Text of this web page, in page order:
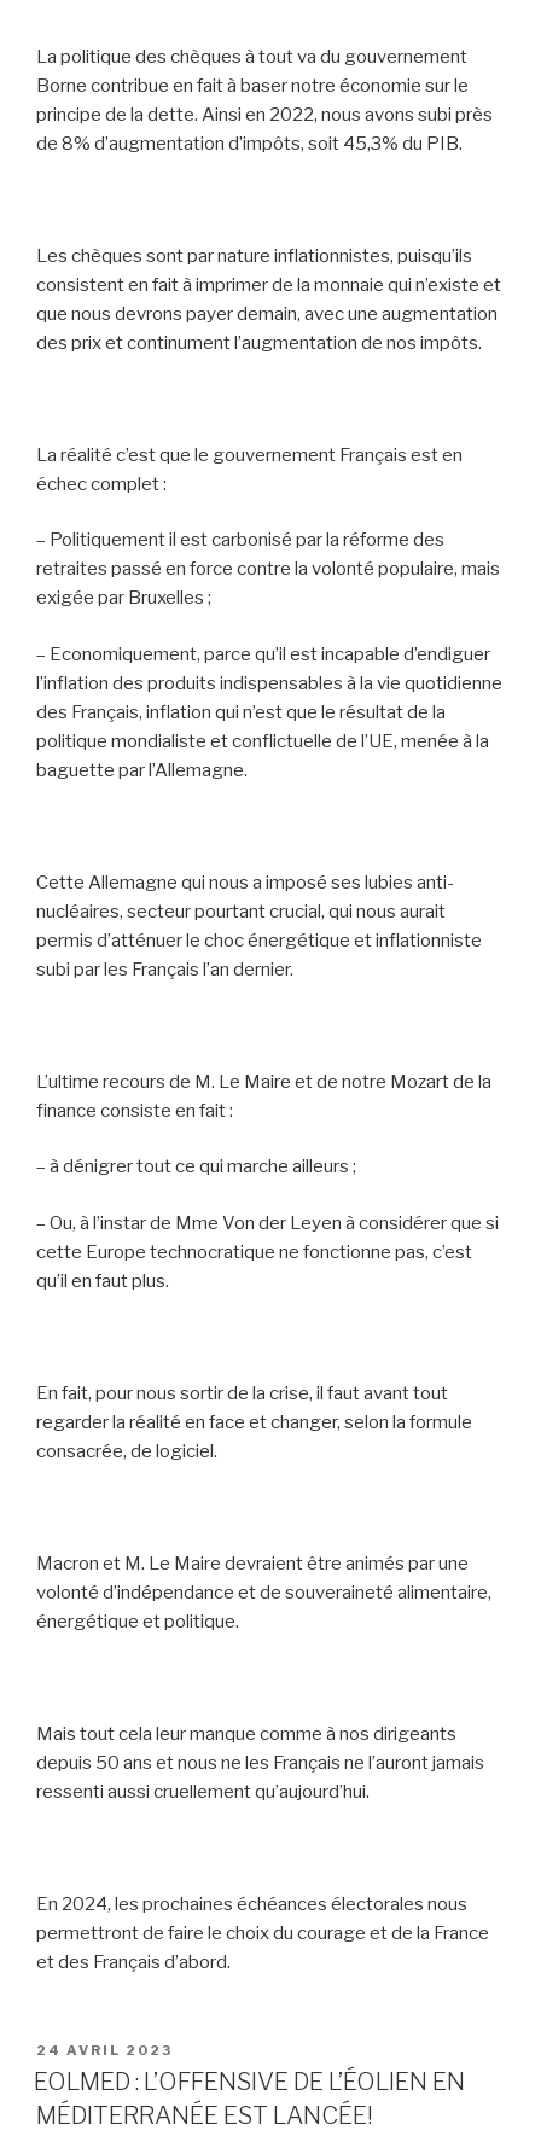
La politique des chèques à tout va du gouvernement
Borne contribue en fait à baser notre économie sur le
principe de la dette. Ainsi en 2022, nous avons subi près
de 8% d’augmentation d’impôts, soit 45,3% du PIB.
Les chèques sont par nature inflationnistes, puisqu’ils
consistent en fait à imprimer de la monnaie qui n’existe et
que nous devrons payer demain, avec une augmentation
des prix et continument l’augmentation de nos impôts.
La réalité c’est que le gouvernement Français est en
échec complet :
– Politiquement il est carbonisé par la réforme des
retraites passé en force contre la volonté populaire, mais
exigée par Bruxelles ;
– Economiquement, parce qu’il est incapable d’endiguer
l’inflation des produits indispensables à la vie quotidienne
des Français, inflation qui n’est que le résultat de la
politique mondialiste et conflictuelle de l’UE, menée à la
baguette par l’Allemagne.
Cette Allemagne qui nous a imposé ses lubies anti-
nucléaires, secteur pourtant crucial, qui nous aurait
permis d’atténuer le choc énergétique et inflationniste
subi par les Français l’an dernier.
L’ultime recours de M. Le Maire et de notre Mozart de la
finance consiste en fait :
– à dénigrer tout ce qui marche ailleurs ;
– Ou, à l’instar de Mme Von der Leyen à considérer que si
cette Europe technocratique ne fonctionne pas, c’est
qu’il en faut plus.
En fait, pour nous sortir de la crise, il faut avant tout
regarder la réalité en face et changer, selon la formule
consacrée, de logiciel.
Macron et M. Le Maire devraient être animés par une
volonté d’indépendance et de souveraineté alimentaire,
énergétique et politique.
Mais tout cela leur manque comme à nos dirigeants
depuis 50 ans et nous ne les Français ne l’auront jamais
ressenti aussi cruellement qu’aujourd’hui.
En 2024, les prochaines échéances électorales nous
permettront de faire le choix du courage et de la France
et des Français d’abord.
PUBLIÉ
LE
24 AVRIL 2023
EOLMED : L’OFFENSIVE DE L’ÉOLIEN EN
MÉDITERRANÉE EST LANCÉE!